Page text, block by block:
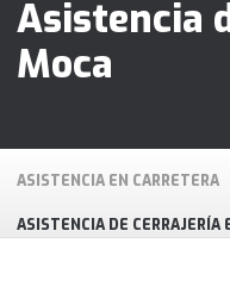
Asistencia
Moca
ASISTENCIA EN CARRETERA
ASISTENCIA DE CERRAJERÍA